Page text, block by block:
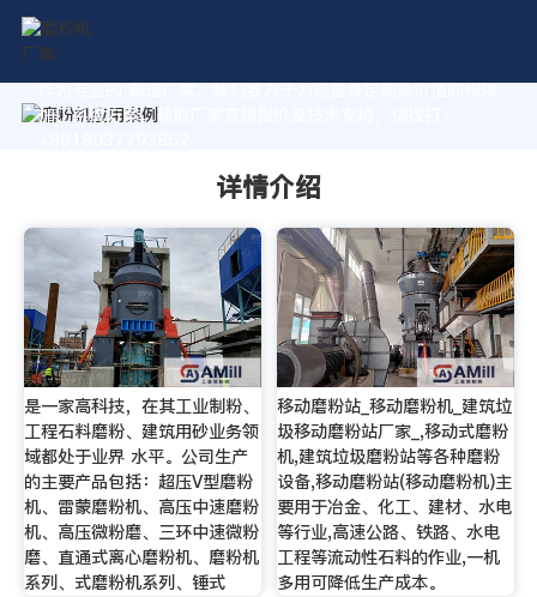
作为专业的 制造厂家，我们致力于为您量身定制高价值的粉体
加工系统方案。获取厂家直销报价及技术支持，请拨打：
详情介绍
是一家高科技，在其工业制粉、
工程石料磨粉、建筑用砂业务领
域都处于业界 水平。公司生产
的主要产品包括：超压V型磨粉
机、雷蒙磨粉机、高压中速磨粉
机、高压微粉磨、三环中速微粉
磨、直通式离心磨粉机、磨粉机
系列、式磨粉机系列、锤式
移动磨粉站_移动磨粉机_建筑垃
圾移动磨粉站厂家_,移动式磨粉
机,建筑垃圾磨粉站等各种磨粉
设备,移动磨粉站(移动磨粉机)主
要用于冶金、化工、建材、水电
等行业,高速公路、铁路、水电
工程等流动性石料的作业,一机
多用可降低生产成本。